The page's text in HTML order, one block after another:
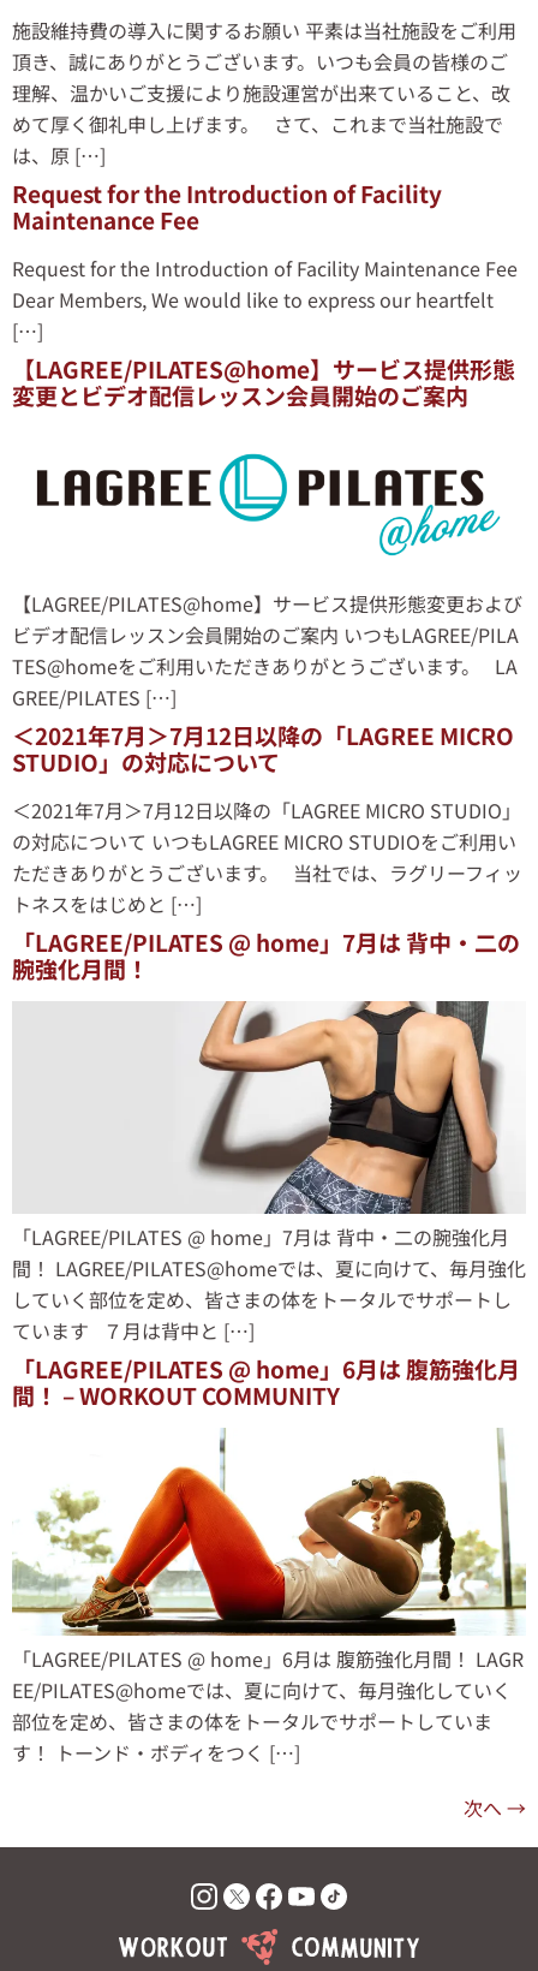
施設維持費の導入に関するお願い 平素は当社施設をご利用
頂き、誠にありがとうございます。いつも会員の皆様のご
理解、温かいご支援により施設運営が出来ていること、改
めて厚く御礼申し上げます。 さて、これまで当社施設で
は、原 […]
Request for the Introduction of Facility
Maintenance Fee
Request for the Introduction of Facility Maintenance Fee
Dear Members, We would like to express our heartfelt
[…]
【LAGREE/PILATES@home】サービス提供形態
変更とビデオ配信レッスン会員開始のご案内
【LAGREE/PILATES@home】サービス提供形態変更および
ビデオ配信レッスン会員開始のご案内 いつもLAGREE/PILA
TES@homeをご利用いただきありがとうございます。 LA
GREE/PILATES […]
＜2021年7月＞7月12日以降の「LAGREE MICRO
STUDIO」の対応について
＜2021年7月＞7月12日以降の「LAGREE MICRO STUDIO」
の対応について いつもLAGREE MICRO STUDIOをご利用い
ただきありがとうございます。 当社では、ラグリーフィッ
トネスをはじめと […]
「LAGREE/PILATES @ home」7月は 背中・二の
腕強化月間！
「LAGREE/PILATES @ home」7月は 背中・二の腕強化月
間！ LAGREE/PILATES@homeでは、夏に向けて、毎月強化
していく部位を定め、皆さまの体をトータルでサポートし
ています ７月は背中と […]
「LAGREE/PILATES @ home」6月は 腹筋強化月
間！ – WORKOUT COMMUNITY
「LAGREE/PILATES @ home」6月は 腹筋強化月間！ LAGR
EE/PILATES@homeでは、夏に向けて、毎月強化していく
部位を定め、皆さまの体をトータルでサポートしていま
す！ トーンド・ボディをつく […]
次へ →